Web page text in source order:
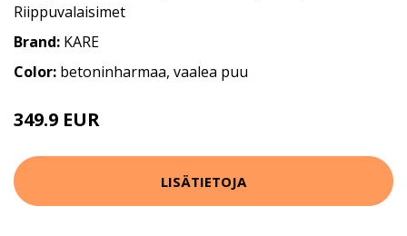
Riippuvalaisimet
Brand: KARE
Color: betoninharmaa, vaalea puu
349.9 EUR
LISÄTIETOJA